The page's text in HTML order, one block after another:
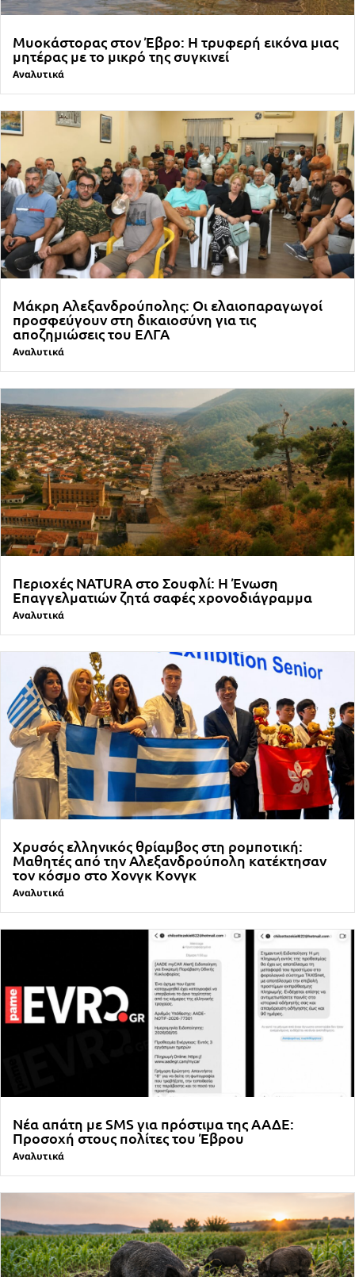
Μυοκάστορας στον Έβρο: Η τρυφερή εικόνα μιας
μητέρας με το μικρό της συγκινεί
Αναλυτικά
Μάκρη Αλεξανδρούπολης: Οι ελαιοπαραγωγοί
προσφεύγουν στη δικαιοσύνη για τις
αποζημιώσεις του ΕΛΓΑ
Αναλυτικά
Περιοχές NATURA στο Σουφλί: Η Ένωση
Επαγγελματιών ζητά σαφές χρονοδιάγραμμα
Αναλυτικά
Χρυσός ελληνικός θρίαμβος στη ρομποτική:
Μαθητές από την Αλεξανδρούπολη κατέκτησαν
τον κόσμο στο Χονγκ Κονγκ
Αναλυτικά
Νέα απάτη με SMS για πρόστιμα της ΑΑΔΕ:
Προσοχή στους πολίτες του Έβρου
Αναλυτικά